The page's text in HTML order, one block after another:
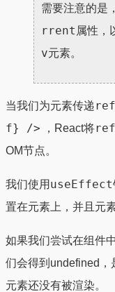
需要注意的是
rrent 属性，
v元素。
当我们为元素传递ref
f} /> ，React将ref
OM节点。
我们使用 useEffect
置在元素上，并且元
如果我们尝试在组件
们会得到undefined，
元素还没有被渲染。